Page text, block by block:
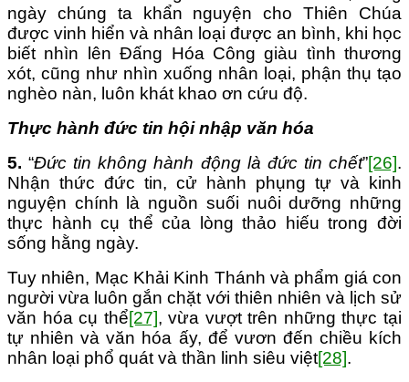
ngày chúng ta khẩn nguyện cho Thiên Chúa
được vinh hiển và nhân loại được an bình, khi học
biết nhìn lên Đấng Hóa Công giàu tình thương
xót, cũng như nhìn xuống nhân loại, phận thụ tạo
nghèo nàn, luôn khát khao ơn cứu độ.
Thực hành đức tin hội nhập văn hóa
5. “Đức tin không hành động là đức tin chết”[26].
Nhận thức đức tin, cử hành phụng tự và kinh
nguyện chính là nguồn suối nuôi dưỡng những
thực hành cụ thể của lòng thảo hiếu trong đời
sống hằng ngày.
Tuy nhiên, Mạc Khải Kinh Thánh và phẩm giá con
người vừa luôn gắn chặt với thiên nhiên và lịch sử
văn hóa cụ thể[27], vừa vượt trên những thực tại
tự nhiên và văn hóa ấy, để vươn đến chiều kích
nhân loại phổ quát và thần linh siêu việt[28].